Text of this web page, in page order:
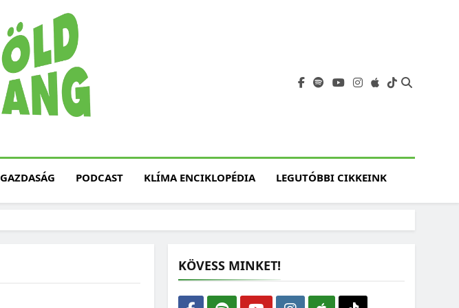
Fenntarthatóság, Jövő
GAZDASÁG PODCAST KLÍMA ENCIKLOPÉDIA LEGUTÓBBI CIKKEINK
KÖVESS MINKET!